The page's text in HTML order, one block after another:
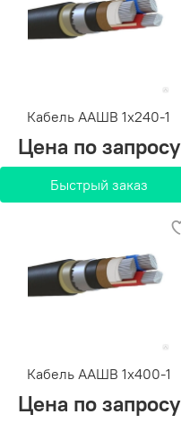
Кабель ААШВ 1х240-1
Цена по запросу
Быстрый заказ
Кабель ААШВ 1х400-1
Цена по запросу